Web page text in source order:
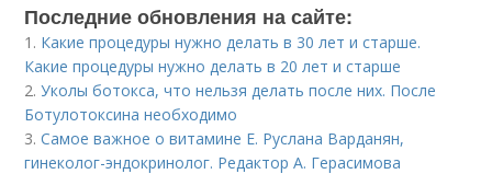
Последние обновления на сайте:
1. Какие процедуры нужно делать в 30 лет и старше.
Какие процедуры нужно делать в 20 лет и старше
2.Уколы ботокса, что нельзя делать после них. После
Ботулотоксина необходимо
3.Самое важное о витамине Е. Руслана Варданян,
гинеколог-эндокринолог. Редактор А. Герасимова